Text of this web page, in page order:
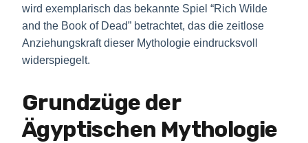
wird exemplarisch das bekannte Spiel “Rich Wilde
and the Book of Dead” betrachtet, das die zeitlose
Anziehungskraft dieser Mythologie eindrucksvoll
widerspiegelt.
Grundzüge der
Ägyptischen Mythologie